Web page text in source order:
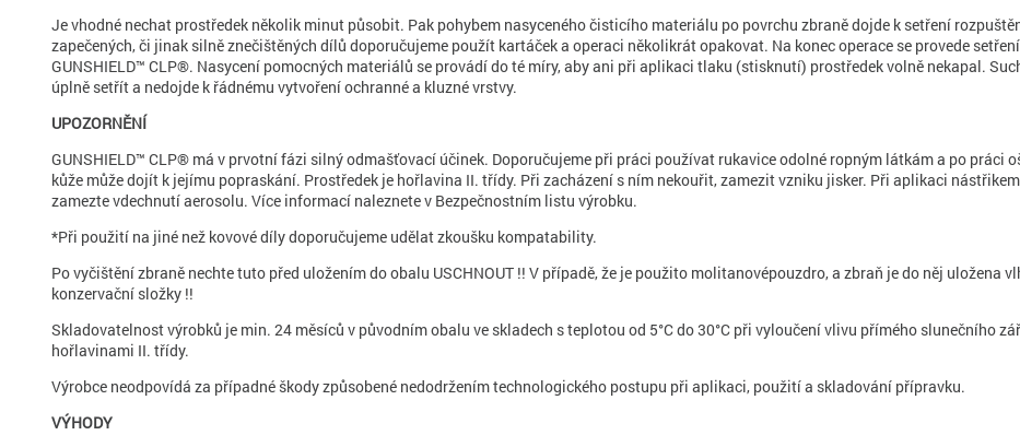
Je vhodné nechat prostředek několik minut působit. Pak pohybem nasyceného čisticího materiálu po povrchu zbraně dojde k setření
zapečených, či jinak silně znečištěných dílů doporučujeme použít kartáček a operaci několikrát opakovat. Na konec operace se provede
GUNSHIELD™ CLP®. Nasycení pomocných materiálů se provádí do té míry, aby ani při aplikaci tlaku (stisknutí) prostředek volně nekapal.
úplně setřít a nedojde k řádnému vytvoření ochranné a kluzné vrstvy.
UPOZORNĚNÍ
GUNSHIELD™ CLP® má v prvotní fázi silný odmašťovací účinek. Doporučujeme při práci používat rukavice odolné ropným látkám a po práci
kůže může dojít k jejímu popraskání. Prostředek je hořlavina II. třídy. Při zacházení s ním nekouřit, zamezit vzniku jisker. Při aplikaci
zamezte vdechnutí aerosolu. Více informací naleznete v Bezpečnostním listu výrobku.
*Při použití na jiné než kovové díly doporučujeme udělat zkoušku kompatability.
Po vyčištění zbraně nechte tuto před uložením do obalu USCHNOUT !! V případě, že je použito molitanovépouzdro, a zbraň je do něj
konzervační složky !!
Skladovatelnost výrobků je min. 24 měsíců v původním obalu ve skladech s teplotou od 5°C do 30°C při vyloučení vlivu přímého slunečního
hořlavinami II. třídy.
Výrobce neodpovídá za případné škody způsobené nedodržením technologického postupu při aplikaci, použití a skladování přípravku.
VÝHODY